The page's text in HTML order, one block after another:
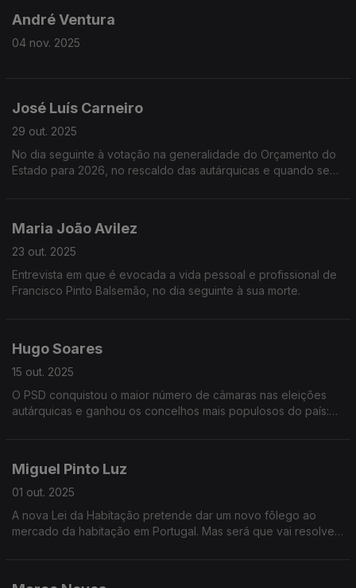
André Ventura
04 nov. 2025
José Luís Carneiro
29 out. 2025
No dia seguinte à votação na generalidade do Orçamento do
Estado para 2026, no rescaldo das autárquicas e quando se
Maria João Avilez
23 out. 2025
Entrevista em que é evocada a vida pessoal e profissional de
Francisco Pinto Balsemão, no dia seguinte à sua morte.
Hugo Soares
15 out. 2025
O PSD conquistou o maior número de câmaras nas eleições
autárquicas e ganhou os concelhos mais populosos do país:
Miguel Pinto Luz
01 out. 2025
A nova Lei da Habitação pretende dar um novo fôlego ao
mercado da habitação em Portugal. Mas será que vai resolver